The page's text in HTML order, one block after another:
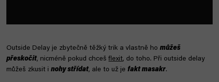
Outside Delay je zbytečně těžký trik a vlastně ho můžeš
přeskočit, nicméně pokud chcešflexit, do toho. Při outside delay
můžeš zkusit i nohy střídat, ale to už je fakt masakr.